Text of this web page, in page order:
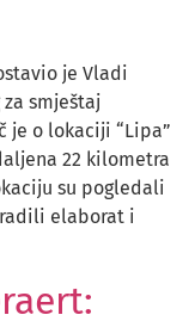
je Vladi
smještaj
je o lokaciji “Lipa”
22 kilometra
su pogledali
elaborat i